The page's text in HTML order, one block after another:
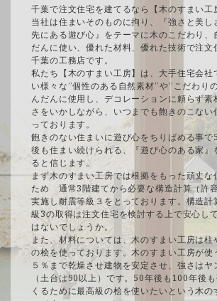
千葉で注文住宅を建てるなら【木のすまい工
当社は住まいそのものに拘り、『強さと美し
先にある遊び心』をテーマに木のこだわり、
だんに使い、優れた材料、優れた技術で注文
千葉の工務店です。
私たち【木のすまい工房】は、大手住宅会社
い様々な”個性のある自然素材”や”こだわり
んだんに使用し、デコレーションに頼らず素
さをいかしながら、いつまでも飽きのこない
っております。
飽きのない住まいに遊び心をちりばめる事
後も住まい続けられる、『遊び心のある家』
ると信じます。
まず木のすまい工房では根拠をもった頑丈な
ため 通常3階建てから必要な構造計算（許
実施し耐震等級３をとっております。構造計
級3の取得は注文住宅を検討する上で安心し
はないでしょうか。
また、材料については、木のすまい工房は柱
の桧を使っております。木のすまい工房が使
５％まで乾燥させ建物を安定させ、強さは
（土台は90以上）です。50年後も100年後
くるために最高級の桧を使いたいという木の